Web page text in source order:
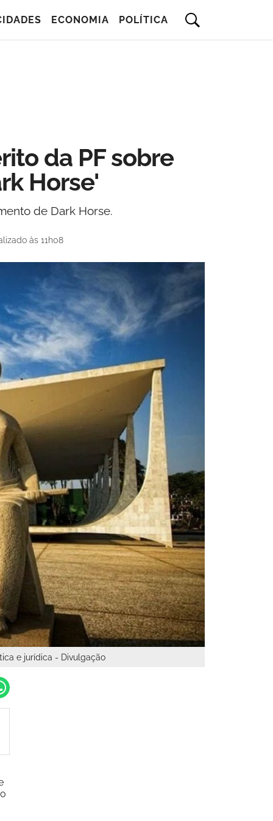
ECONOMIA POLÍTICA
da PF sobre
Horse'
de Dark Horse.
às 11h08
e jurídica - Divulgação